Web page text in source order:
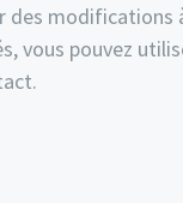
des modifications
vous pouvez